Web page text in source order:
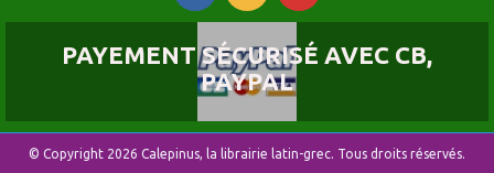
PAYEMENT SÉCURISÉ AVEC CB,
PAYPAL
© Copyright 2026 Calepinus, la librairie latin-grec. Tous droits réservés.